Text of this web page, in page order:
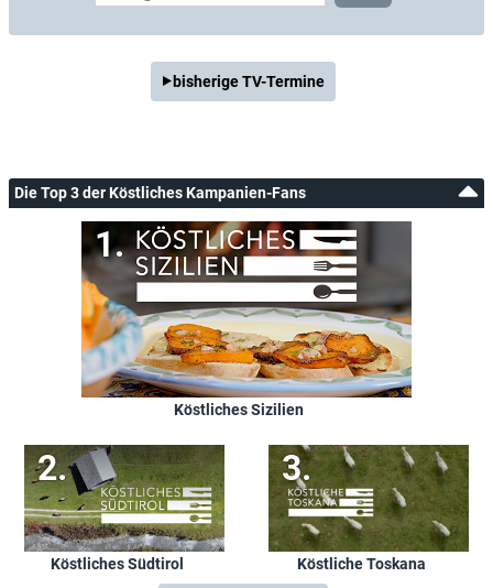
bisherige TV-Termine
Die Top 3 der Köstliches Kampanien-Fans
Köstliches Sizilien
Köstliches Südtirol Köstliche Toskana